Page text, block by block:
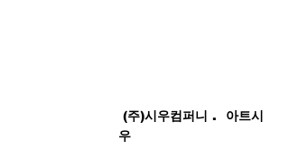
(주)시우컴퍼니 . 아트시
우